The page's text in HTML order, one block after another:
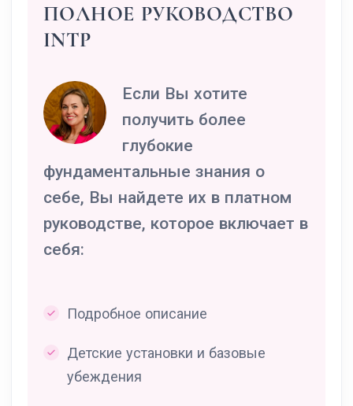
ПОЛНОЕ РУКОВОДСТВО
INTP
Если Вы хотите
получить более
глубокие
фундаментальные знания о
себе, Вы найдете их в платном
руководстве, которое включает в
себя:
Подробное описание
Детские установки и базовые
убеждения